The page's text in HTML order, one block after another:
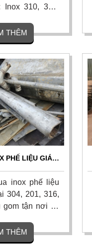
310, 304,
khu công
mọi miền tổ
tận nơi, thanh
hệ ngay.
THÊM
PHẾ LIỆU GIÁ
24/7
inox phế liệu
304, 201, 316,
gom tận nơi tại
thanh toán
khấu hoa
THÊM